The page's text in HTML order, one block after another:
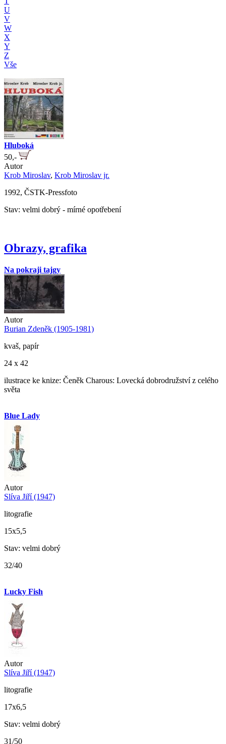
U
V
W
X
Y
Z
Vše
Hluboká
50,-
Autor
Krob Miroslav, Krob Miroslav jr.
1992, ČSTK-Pressfoto
Stav: velmi dobrý - mírné opotřebení
Obrazy, grafika
Na pokraji tajgy
Autor
Burian Zdeněk (1905-1981)
kvaš, papír
24 x 42
ilustrace ke knize: Čeněk Charous: Lovecká dobrodružství z celého
světa
Blue Lady
Autor
Slíva Jiří (1947)
litografie
15x5,5
Stav: velmi dobrý
32/40
Lucky Fish
Autor
Slíva Jiří (1947)
litografie
17x6,5
Stav: velmi dobrý
31/50